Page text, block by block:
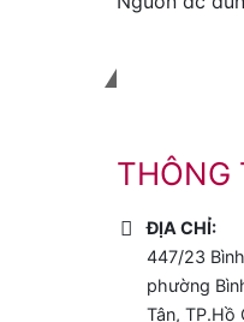
THÔNG
ĐỊA CHỈ:
447/23
phường
Tân, TP.Hồ